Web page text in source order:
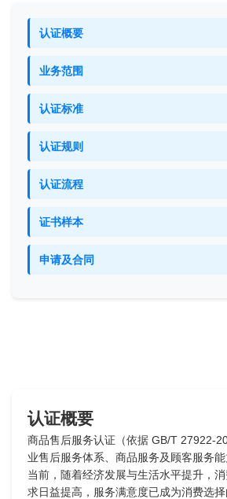
认证概要
业务范围
认证标准
认证规则
认证流程
证书样本
申请及合同
认证概要
商品售后服务认证（依据 GB/T 27922-
业售后服务体系、商品服务及顾客服务能
当前，随着经济发展与生活水平提升，
求日益提高，服务满意度已成为消费选